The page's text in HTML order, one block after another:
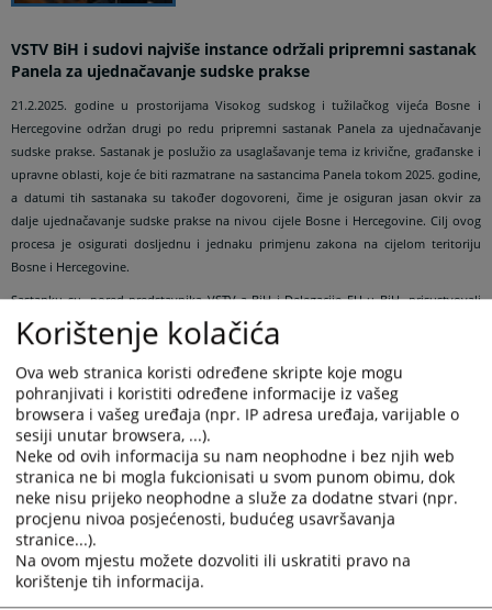
VSTV BiH i sudovi najviše instance održali pripremni sastanak
Panela za ujednačavanje sudske prakse
21.2.2025. godine u prostorijama Visokog sudskog i tužilačkog vijeća Bosne i
Hercegovine održan drugi po redu pripremni sastanak Panela za ujednačavanje
sudske prakse. Sastanak je poslužio za usaglašavanje tema iz krivične, građanske i
upravne oblasti, koje će biti razmatrane na sastancima Panela tokom 2025. godine,
a datumi tih sastanaka su također dogovoreni, čime je osiguran jasan okvir za
dalje ujednačavanje sudske prakse na nivou cijele Bosne i Hercegovine. Cilj ovog
procesa je osigurati dosljednu i jednaku primjenu zakona na cijelom teritoriju
Bosne i Hercegovine.
Sastanku su, pored predstavnika VSTV-a BiH i Delegacije EU u BiH, prisustvovali
predstavnici sudova najviše instance u Bosni i Hercegovini.
Enrico Visentin, program menadžer u Delegaciji Evropske unije u BiH, izrazio je
zadovoljstvo uspješnom implementacijom novog koncepta rada Panela za
ujednačavanje sudske prakse od strane VSTV-a BiH i sudova najviše instance, što
će doprinijeti boljoj efikasnosti i koordinaciji u procesu ujednačavanja sudske
prakse na nivou BiH, značajnoj za osiguranje pravne sigurnosti i ravnopravnosti
građana pred zakonom.
Provedba ovog sastanka predstavlja nastavak aktivnosti
predviđenih Protokolom o saradnji, koji su VSTV BiH i sudovi
najviše instance potpisali u decembru 2023. godine.
Potpisivanjem ovog Protokola, sudovi najviše instance preuzeli
Korištenje kolačića
Ova web stranica koristi određene skripte koje mogu
pohranjivati i koristiti određene informacije iz vašeg
browsera i vašeg uređaja (npr. IP adresa uređaja, varijable o
sesiji unutar browsera, ...).
Neke od ovih informacija su nam neophodne i bez njih web
stranica ne bi mogla fukcionisati u svom punom obimu, dok
neke nisu prijeko neophodne a služe za dodatne stvari (npr.
procjenu nivoa posjećenosti, budućeg usavršavanja
stranice...).
Na ovom mjestu možete dozvoliti ili uskratiti pravo na
korištenje tih informacija.